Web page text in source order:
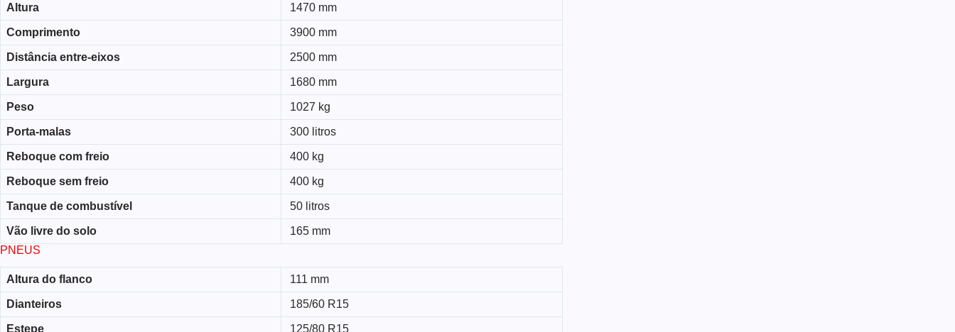
Altura 1470 mm
Comprimento 3900 mm
Distância entre-eixos 2500 mm
Largura 1680 mm
Peso 1027 kg
Porta-malas 300 litros
Reboque com freio 400 kg
Reboque sem freio 400 kg
Tanque de combustível 50 litros
Vão livre do solo
165 mm
PNEUS
Altura do flanco 111 mm
Dianteiros 185/60 R15
Estepe 125/80 R15